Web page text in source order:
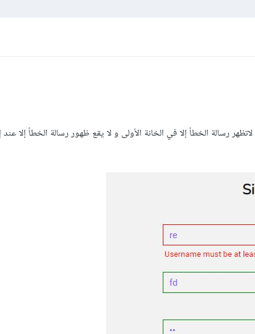
رسالة الخطأ إلا في الخانة الأولى و لا يقع ظهور رسالة الخطأ إلا